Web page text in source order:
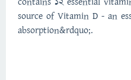
source of Vitamin D - an
absorption&rdquo;.